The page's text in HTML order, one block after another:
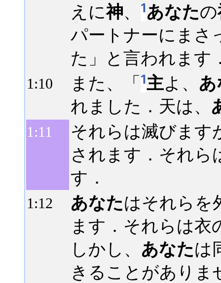
えに神、 1あなたの
パートナーにまさ
た」と言われます
1:10 また、「1主よ、
れました．天は、
1:11
それらは滅びます
されます．それら
す．
1:12 あなたはそれらを
ます．それらは衣
しかし、 あなたは
きることがありま